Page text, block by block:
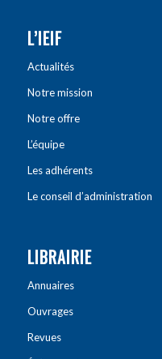
L’IEIF
Actualités
Notre mission
Notre offre
L’équipe
Les adhérents
Le conseil d’administration
LIBRAIRIE
Annuaires
Ouvrages
Revues